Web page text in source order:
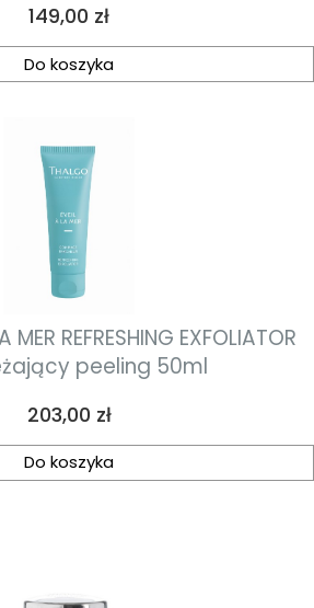
Cena
149,00 zł
Do koszyka
REFRESHING EXFOLIATOR
peeling 50ml
Cena
203,00 zł
Do koszyka